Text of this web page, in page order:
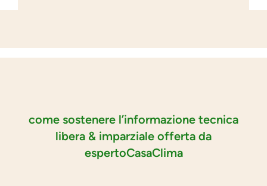
come sostenere l’informazione tecnica
libera & imparziale offerta da
espertoCasaClima